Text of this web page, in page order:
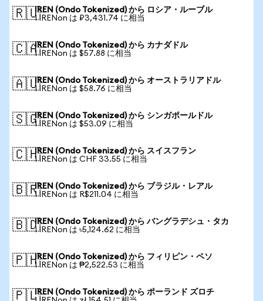
🇷🇺IREN (Ondo Tokenized) から ロシア・ルーブル
1 IRENon は ₽3,431.74 に相当
🇨🇦IREN (Ondo Tokenized) から カナダドル
1 IRENon は $57.88 に相当
🇦🇺IREN (Ondo Tokenized) から オーストラリアドル
1 IRENon は $58.76 に相当
🇸🇬IREN (Ondo Tokenized) から シンガポールドル
1 IRENon は $53.09 に相当
🇨🇭IREN (Ondo Tokenized) から スイスフラン
1 IRENon は CHF 33.55 に相当
🇧🇷IREN (Ondo Tokenized) から ブラジル・レアル
1 IRENon は R$211.04 に相当
🇧🇩IREN (Ondo Tokenized) から バングラデシュ・タカ
1 IRENon は ৳5,124.62 に相当
🇵🇭IREN (Ondo Tokenized) から フィリピン・ペソ
1 IRENon は ₱2,522.53 に相当
🇵🇱IREN (Ondo Tokenized) から ポーランド ズロチ